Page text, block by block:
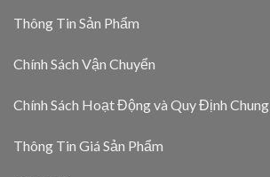
Thông Tin Sản Phẩm
Chính Sách Vận Chuyển
Chính Sách Hoạt Động và Quy Định Chung
Thông Tin Giá Sản Phẩm